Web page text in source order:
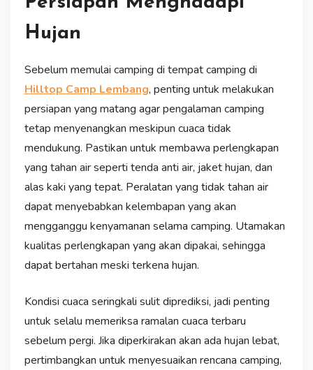
Hujan
Sebelum memulai camping di tempat camping di
Hilltop Camp Lembang, penting untuk melakukan
persiapan yang matang agar pengalaman camping
tetap menyenangkan meskipun cuaca tidak
mendukung. Pastikan untuk membawa perlengkapan
yang tahan air seperti tenda anti air, jaket hujan, dan
alas kaki yang tepat. Peralatan yang tidak tahan air
dapat menyebabkan kelembapan yang akan
mengganggu kenyamanan selama camping. Utamakan
kualitas perlengkapan yang akan dipakai, sehingga
dapat bertahan meski terkena hujan.
Kondisi cuaca seringkali sulit diprediksi, jadi penting
untuk selalu memeriksa ramalan cuaca terbaru
sebelum pergi. Jika diperkirakan akan ada hujan lebat,
pertimbangkan untuk menyesuaikan rencana camping,